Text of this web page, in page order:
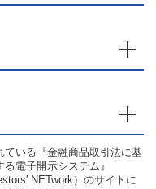
いる『金融商品取引法に基
電子開示システム』
NETwork）のサイトに